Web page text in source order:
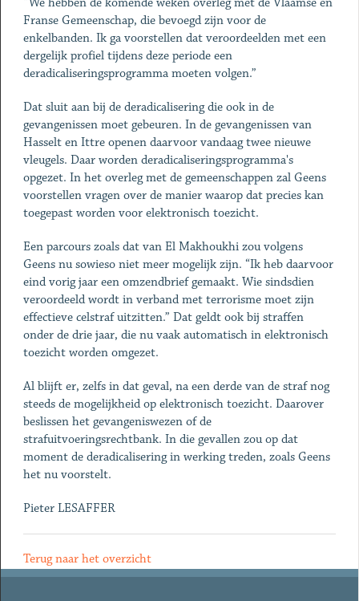
Franse Gemeenschap, die bevoegd zijn voor de
enkelbanden. Ik ga voorstellen dat veroordeelden met een
dergelijk profiel tijdens deze periode een
deradicaliseringsprogramma moeten volgen.”
Dat sluit aan bij de deradicalisering die ook in de
gevangenissen moet gebeuren. In de gevangenissen van
Hasselt en Ittre openen daarvoor vandaag twee nieuwe
vleugels. Daar worden deradicaliseringsprogramma's
opgezet. In het overleg met de gemeenschappen zal Geens
voorstellen vragen over de manier waarop dat precies kan
toegepast worden voor elektronisch toezicht.
Een parcours zoals dat van El Makhoukhi zou volgens
Geens nu sowieso niet meer mogelijk zijn. “Ik heb daarvoor
eind vorig jaar een omzendbrief gemaakt. Wie sindsdien
veroordeeld wordt in verband met terrorisme moet zijn
effectieve celstraf uitzitten.” Dat geldt ook bij straffen
onder de drie jaar, die nu vaak automatisch in elektronisch
toezicht worden omgezet.
Al blijft er, zelfs in dat geval, na een derde van de straf nog
steeds de mogelijkheid op elektronisch toezicht. Daarover
beslissen het gevangeniswezen of de
strafuitvoeringsrechtbank. In die gevallen zou op dat
moment de deradicalisering in werking treden, zoals Geens
het nu voorstelt.
Pieter LESAFFER
Terug naar het overzicht